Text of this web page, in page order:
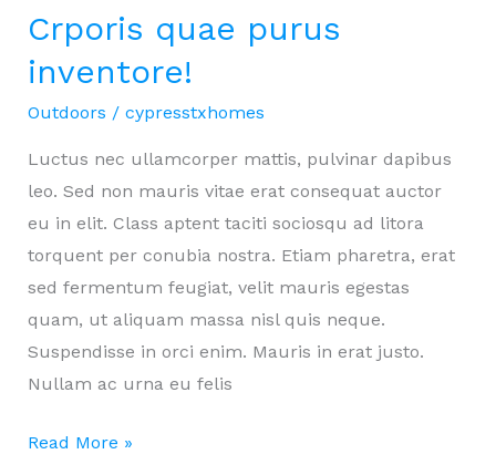
Crporis quae purus
inventore!
Outdoors / cypresstxhomes
Luctus nec ullamcorper mattis, pulvinar dapibus
leo. Sed non mauris vitae erat consequat auctor
eu in elit. Class aptent taciti sociosqu ad litora
torquent per conubia nostra. Etiam pharetra, erat
sed fermentum feugiat, velit mauris egestas
quam, ut aliquam massa nisl quis neque.
Suspendisse in orci enim. Mauris in erat justo.
Nullam ac urna eu felis
Crporis
Read More »